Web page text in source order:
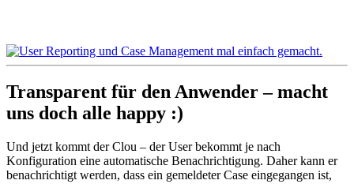
Transparent für den Anwender – macht
uns doch alle happy :)
Und jetzt kommt der Clou – der User bekommt je nach
Konfiguration eine automatische Benachrichtigung. Daher kann er
benachrichtigt werden, dass ein gemeldeter Case eingegangen ist,